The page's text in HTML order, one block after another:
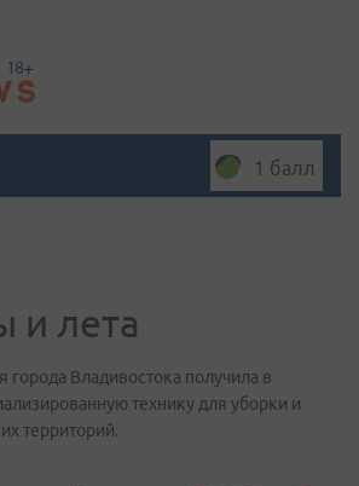
1 балл
и лета
города Владивостока получила в
технику для уборки и
территорий.